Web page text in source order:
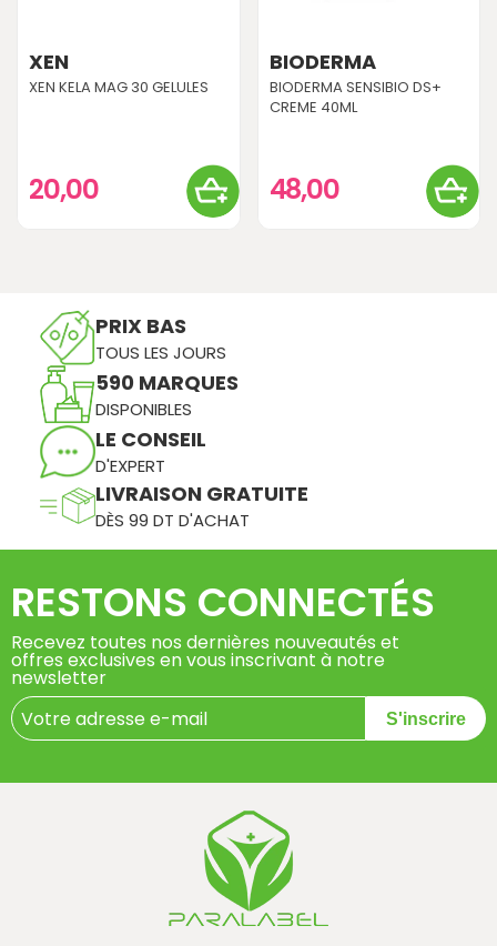
XEN
XEN KELA MAG 30 GELULES
20,00
BIODERMA
BIODERMA SENSIBIO DS+
CREME 40ML
48,00
PRIX BAS
TOUS LES JOURS
590 MARQUES
DISPONIBLES
LE CONSEIL
D'EXPERT
LIVRAISON GRATUITE
DÈS 99 DT D'ACHAT
RESTONS CONNECTÉS
Recevez toutes nos dernières nouveautés et
offres exclusives en vous inscrivant à notre
newsletter
S'inscrire